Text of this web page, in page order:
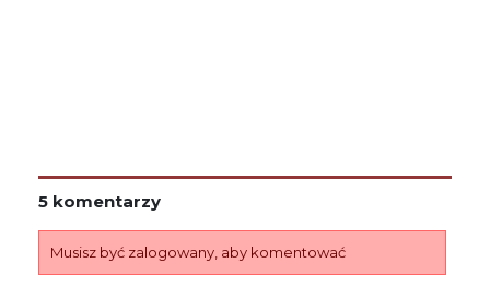
5 komentarzy
Musisz być zalogowany, aby komentować